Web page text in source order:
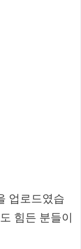
업로드였습
힘든 분들이